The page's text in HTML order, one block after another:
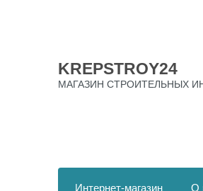
KREPSTROY24
МАГАЗИН СТРОИТЕЛЬНЫХ
Интернет-магазин О